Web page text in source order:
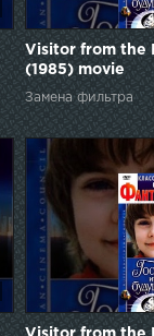
Visitor from the
(1985) movie
Замена фильтра
Visitor from the